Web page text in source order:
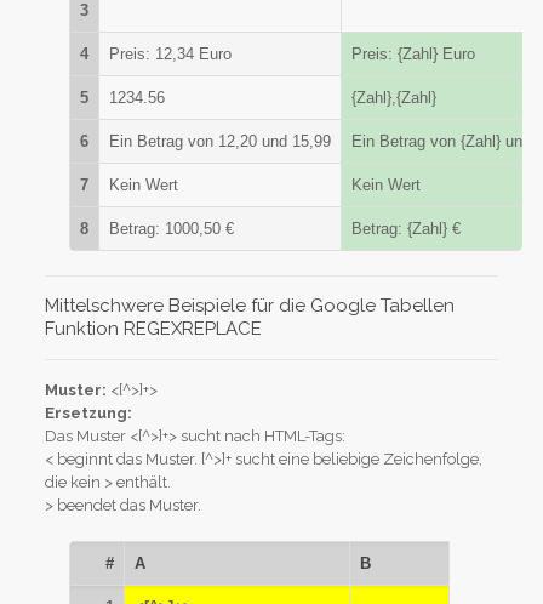
3
4 Preis: 12,34 Euro Preis: {Zahl} Euro
5 1234.56 {Zahl},{Zahl}
6 Ein Betrag von 12,20 und 15,99 Ein Betrag von {Zahl} und
7 Kein Wert Kein Wert
8 Betrag: 1000,50 € Betrag: {Zahl} €
Mittelschwere Beispiele für die Google Tabellen
Funktion REGEXREPLACE
Muster: <[^>]+>
Ersetzung:
Das Muster <[^>]+> sucht nach HTML-Tags:
< beginnt das Muster. [^>]+ sucht eine beliebige Zeichenfolge,
die kein > enthält.
> beendet das Muster.
# A B